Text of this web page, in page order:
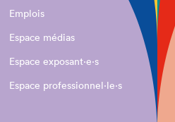
Emplois
Espace médias
Espace exposant·e⋅s
Espace professionnel·le⋅s